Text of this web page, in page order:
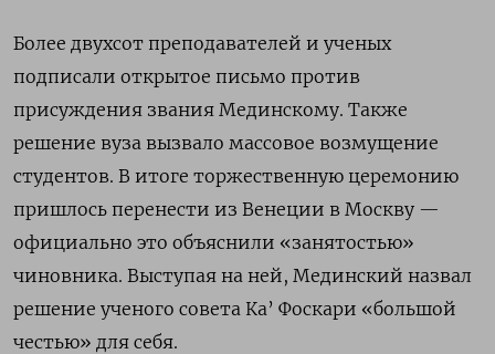
Более двухсот преподавателей и ученых
подписали открытое письмо против
присуждения звания Мединскому. Также
решение вуза вызвало массовое возмущение
студентов. В итоге торжественную церемонию
пришлось перенести из Венеции в Москву —
официально это объяснили «занятостью»
чиновника. Выступая на ней, Мединский назвал
решение ученого совета Ка’ Фоскари «большой
честью» для себя.